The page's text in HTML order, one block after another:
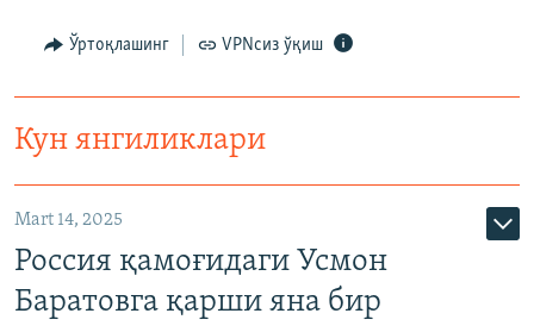
Ўртоқлашинг VPNсиз ўқиш
Кун янгиликлари
Mart 14, 2025
Россия қамоғидаги Усмон
Баратовга қарши яна бир